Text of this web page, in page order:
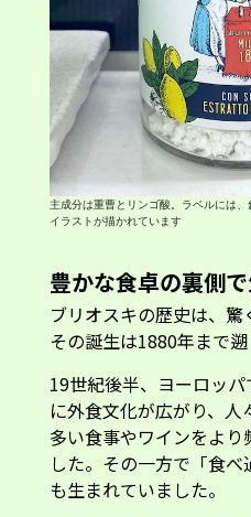
主成分は重曹とリンゴ酸。ラベルには
イラストが描かれています
豊かな食卓の裏側
ブリオスキの歴史は、驚
その誕生は1880年まで遡
19世紀後半、ヨーロッ
に外食文化が広がり、
多い食事やワインをよ
した。その一方で「食
も生まれていました。